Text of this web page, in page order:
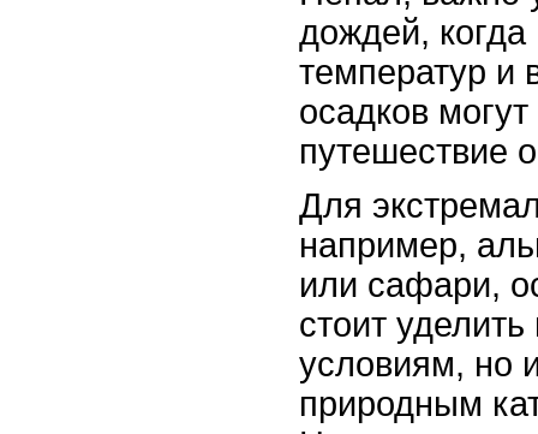
дождей,
температур и
осадков
путешествие
Для
например,
или сафари,
стоит
условиям, но
природным